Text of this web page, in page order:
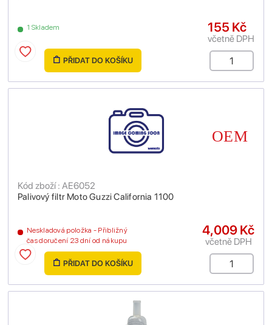
1 Skladem 155 Kč
včetně DPH
PŘIDAT DO KOŠÍKU
Palivový filtr Moto Guzzi California 1100
Kód zboží : AE6052
Neskladová položka - Přibližný
čas doručení 23 dní od nákupu
4,009 Kč
včetně DPH
PŘIDAT DO KOŠÍKU